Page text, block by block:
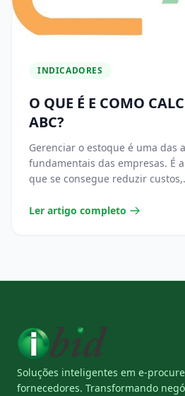
INDICADORES
O QUE É E COMO
ABC?
Gerenciar o estoque é uma das
fundamentais das empresas. É
que se consegue reduzir
Ler artigo completo
Soluções inteligentes em e-
fornecedores. Transformando